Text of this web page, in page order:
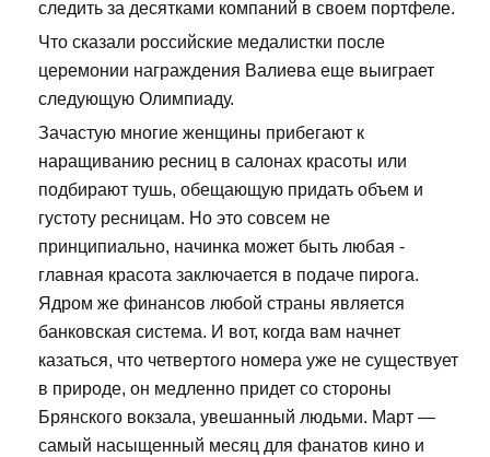
следить за десятками компаний в своем портфеле.
Что сказали российские медалистки после
церемонии награждения Валиева еще выиграет
следующую Олимпиаду.
Зачастую многие женщины прибегают к
наращиванию ресниц в салонах красоты или
подбирают тушь, обещающую придать объем и
густоту ресницам. Но это совсем не
принципиально, начинка может быть любая -
главная красота заключается в подаче пирога.
Ядром же финансов любой страны является
банковская система. И вот, когда вам начнет
казаться, что четвертого номера уже не существует
в природе, он медленно придет со стороны
Брянского вокзала, увешанный людьми. Март —
самый насыщенный месяц для фанатов кино и